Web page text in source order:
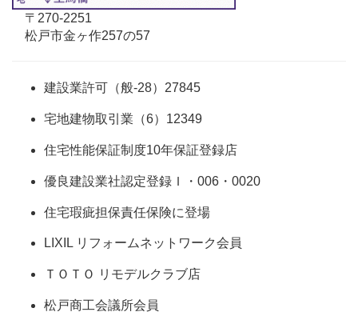
〒270-2251
松戸市金ヶ作257の57
建設業許可（般-28）27845
宅地建物取引業（6）12349
住宅性能保証制度10年保証登録店
優良建設業社認定登録Ｉ・006・0020
住宅瑕疵担保責任保険に登場
LIXIL リフォームネットワーク会員
ＴＯＴＯ リモデルクラブ店
松戸商工会議所会員